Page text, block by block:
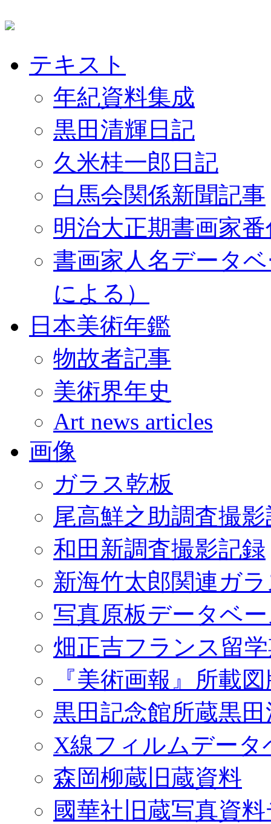
テキスト
年紀資料集成
黒田清輝日記
久米桂一郎日記
白馬会関係新聞記事
明治大正期書画家
書画家人名データ
による）
日本美術年鑑
物故者記事
美術界年史
Art news articles
画像
ガラス乾板
尾高鮮之助調査撮
和田新調査撮影記録
新海竹太郎関連ガ
写真原板データベ
畑正吉フランス留
『美術画報』所載
黒田記念館所蔵黒
X線フィルムデータ
森岡柳蔵旧蔵資料
國華社旧蔵写真資